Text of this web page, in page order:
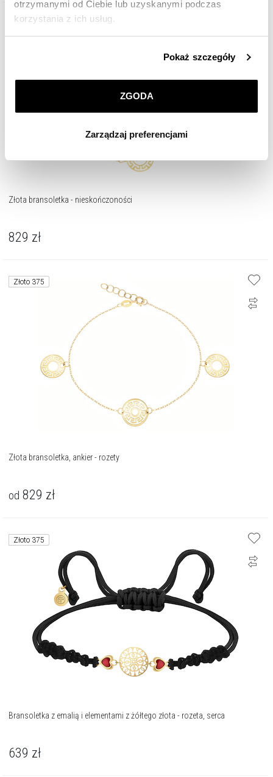
otrzymanymi od Ciebie lub uzyskanymi podczas
korzystania z ich usług.
przez nas plików cookie znajdziesz wPolityce
korzystamy. Możesz również wybrać jaki rodzaj plików
Zarządzaj preferencjami. W każdej chwili możesz
Pokaż szczegóły
ZGODA
Zarządzaj preferencjami
Złoto 375
Złota bransoletka - nieskończoności
829 zł
Złoto 375
Złota bransoletka, ankier - rozety
od 829 zł
Złoto 375
Bransoletka z emalią i elementami z żółtego złota - rozeta, serca
639 zł